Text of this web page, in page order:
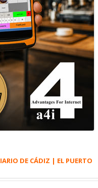
DE CÁDIZ | EL PUERTO